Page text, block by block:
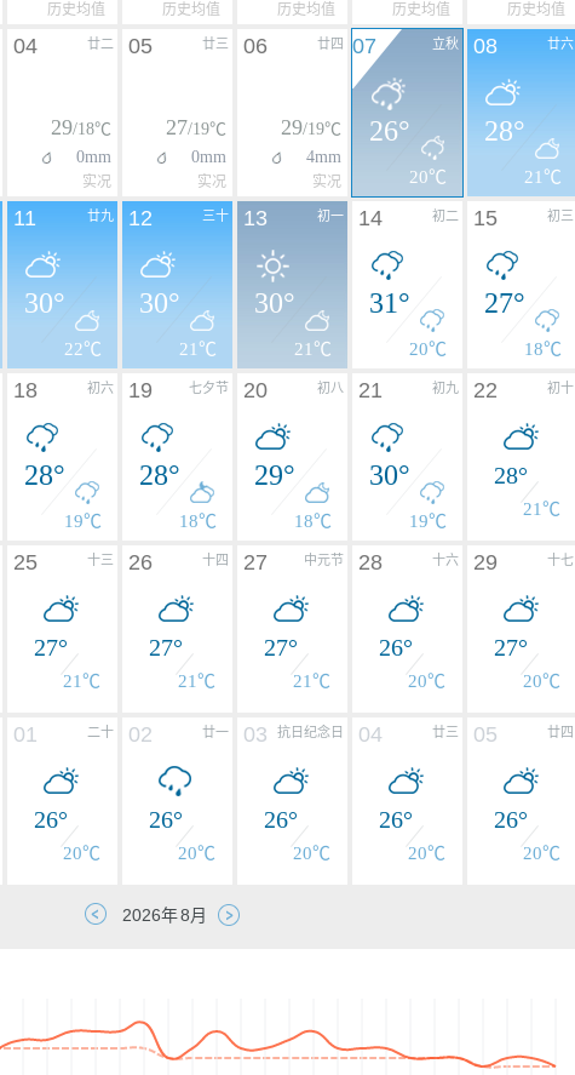
历史均值 历史均值 历史均值 历史均值 历史均值
廿二
04
29/18℃
0mm
实况
廿三
05
27/19℃
0mm
实况
廿四
06
29/19℃
4mm
实况
立秋
07
26°
20℃
廿六
08
28°
21℃
廿九
11
30°
22℃
三十
12
30°
21℃
初一
13
30°
21℃
初二
14
31°
20℃
初三
15
27°
18℃
初六
18
28°
19℃
七夕节
19
28°
18℃
初八
20
29°
18℃
初九
21
30°
19℃
初十
22
28°
21℃
十三
25
27°
21℃
十四
26
27°
21℃
中元节
27
27°
21℃
十六
28
26°
20℃
十七
29
27°
20℃
二十
01
26°
20℃
廿一
02
26°
20℃
抗日纪念日
03
26°
20℃
廿三
04
26°
20℃
廿四
05
26°
20℃